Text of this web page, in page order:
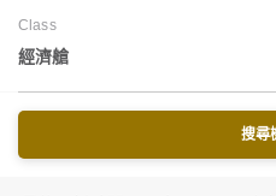
Class
經濟艙
搜尋